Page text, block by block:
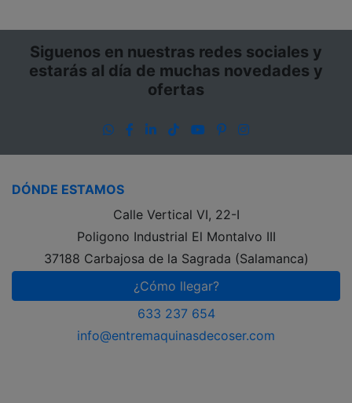
Siguenos en nuestras redes sociales y
estarás al día de muchas novedades y
ofertas
WhatsApp
Facebook
LinkedIn
TikTokYouTube
PinterestInstagram
DÓNDE ESTAMOS
Calle Vertical VI, 22-I
Poligono Industrial El Montalvo III
37188 Carbajosa de la Sagrada (Salamanca)
¿Cómo llegar?
633 237 654
info@entremaquinasdecoser.com